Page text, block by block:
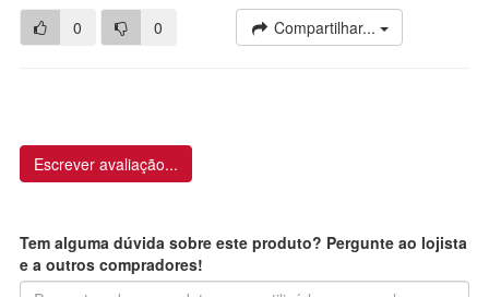
0 0 Compartilhar...
Escrever avaliação...
Tem alguma dúvida sobre este produto? Pergunte ao lojista
e a outros compradores!